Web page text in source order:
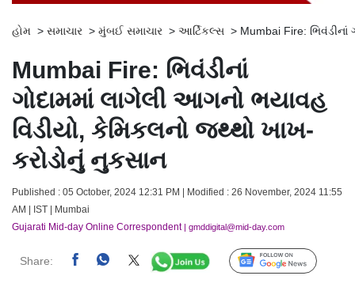
હોમ > સમાચાર > મુંબઈ સમાચાર > આર્ટિકલ્સ > Mumbai Fire:
Mumbai Fire: ભિવંડીનાં
ગોદામમાં લાગેલી આગનો ભયાવહ
વિડીયો, કેમિકલનો જથ્થો ખાખ-
કરોડોનું નુકસાન
Published : 05 October, 2024 12:31 PM | Modified : 26 November, 2024 11:55
AM | IST | Mumbai
Gujarati Mid-day Online Correspondent| gmddigital@mid-day.com
Share: Follow Us